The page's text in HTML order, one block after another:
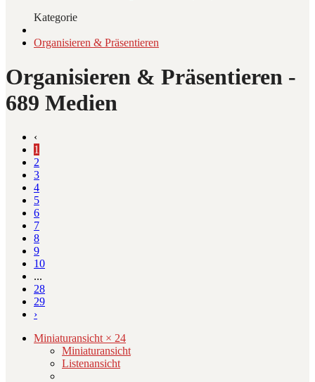
Kategorie
Organisieren & Präsentieren
Organisieren & Präsentieren -
689 Medien
‹
1
2
3
4
5
6
7
8
9
10
...
28
29
›
Miniaturansicht × 24
Miniaturansicht
Listenansicht